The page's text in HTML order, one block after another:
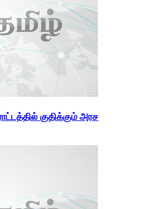
குதிக்கும் அரச